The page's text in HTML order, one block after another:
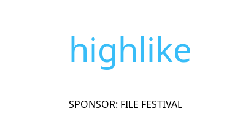
highlike
SPONSOR: FILE FESTIVAL